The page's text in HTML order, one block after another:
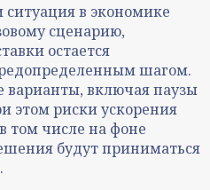
ситуация в экономике
сценарию,
остается
шагом.
варианты, включая паузы
этом риски ускорения
том числе на фоне
будут приниматься